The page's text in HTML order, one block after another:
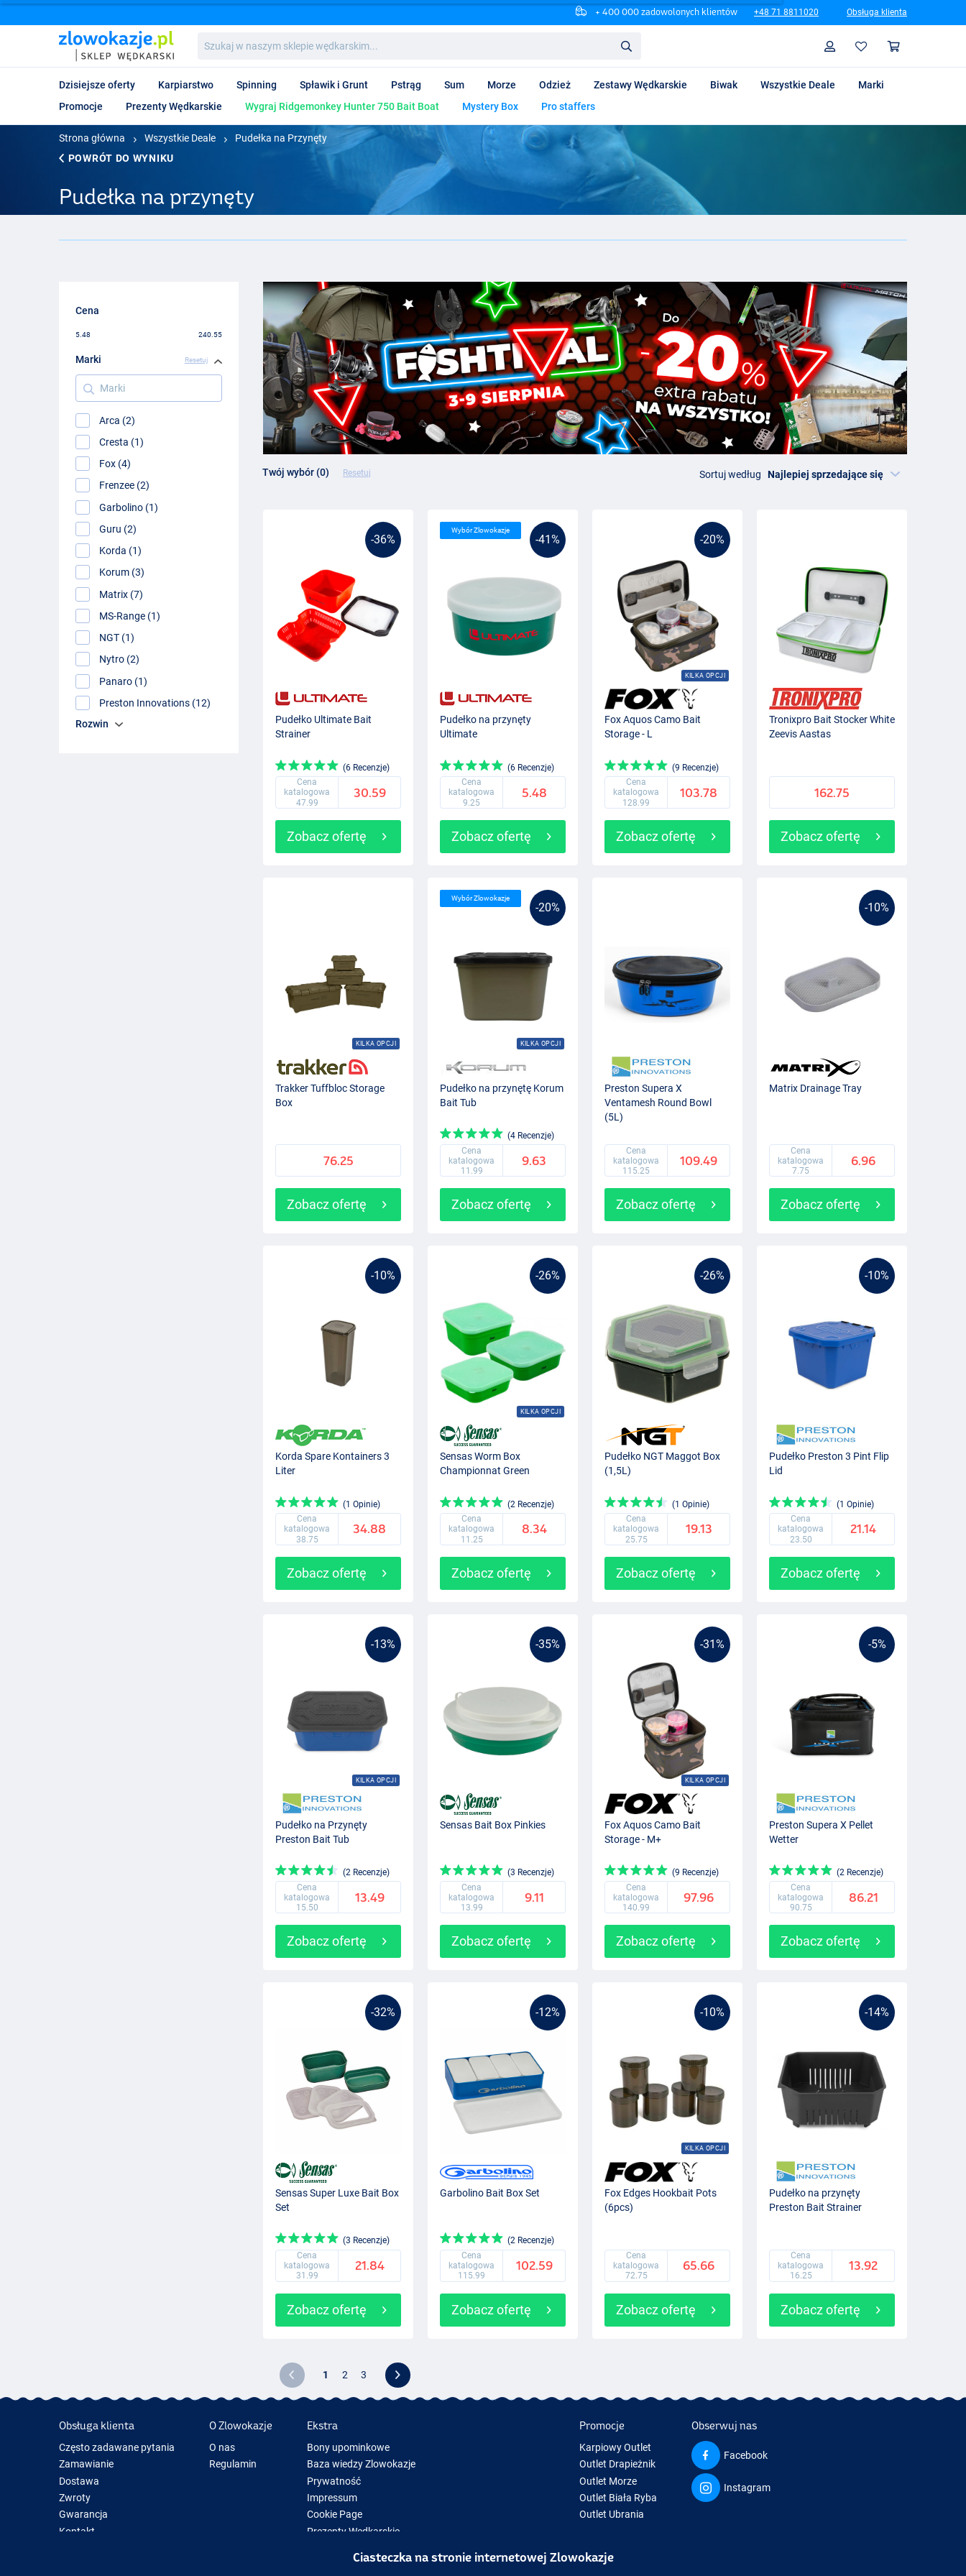
+ 400 000 zadowolonych klientów +48 71 8811020 Obsługa klienta
w
naszym
wędkarskim...
Profil
Dzisiejsze oferty Karpiarstwo Spinning Spławik i Grunt Pstrąg Sum Morze Odzież Zestawy Wędkarskie Biwak Wszystkie Deale
Marki
Promocje
Prezenty Wędkarskie Wygraj Ridgemonkey Hunter 750 Bait Boat Mystery Box Pro staffers
Strona główna Wszystkie Deale
Pudełka na Przynęty
POWRÓT DO WYNIKU
Pudełka na przynęty
Cena
5.48 240.55
Marki Resetuj
Marki
Arca (2)
Cresta (1)
Fox (4)
Frenzee (2)
Garbolino (1)
Guru (2)
Korda (1)
Korum (3)
Matrix (7)
MS-Range (1)
NGT (1)
Nytro (2)
Panaro (1)
Preston Innovations (12)
Rozwin
Twój wybór (0) Resetuj Sortuj według
-36%
Pudełko Ultimate Bait
Strainer
(6 Recenzje)
Cena
katalogowa
47.99
30.59
Zobacz ofertę
-41%
Wybór Zlowokazje
Pudełko na przynęty
Ultimate
(6 Recenzje)
Cena
katalogowa
9.25
5.48
Zobacz ofertę
-20%
KILKA OPCJI
Fox Aquos Camo Bait
Storage - L
(9 Recenzje)
Cena
katalogowa
128.99
103.78
Zobacz ofertę
Tronixpro Bait Stocker White
Zeevis Aastas
162.75
Zobacz ofertę
KILKA OPCJI
Trakker Tuffbloc Storage
Box
76.25
Zobacz ofertę
-20%
KILKA OPCJI
Wybór Zlowokazje
Pudełko na przynętę Korum
Bait Tub
(4 Recenzje)
Cena
katalogowa
11.99
9.63
Zobacz ofertę
Preston Supera X
Ventamesh Round Bowl
(5L)
Cena
katalogowa
115.25
109.49
Zobacz ofertę
-10%
Matrix Drainage Tray
Cena
katalogowa
7.75
6.96
Zobacz ofertę
-10%
Korda Spare Kontainers 3
Liter
(1 Opinie)
Cena
katalogowa
38.75
34.88
Zobacz ofertę
-26%
KILKA OPCJI
Sensas Worm Box
Championnat Green
(2 Recenzje)
Cena
katalogowa
11.25
8.34
Zobacz ofertę
-26%
Pudełko NGT Maggot Box
(1,5L)
(1 Opinie)
Cena
katalogowa
25.75
19.13
Zobacz ofertę
-10%
Pudełko Preston 3 Pint Flip
Lid
(1 Opinie)
Cena
katalogowa
23.50
21.14
Zobacz ofertę
-13%
KILKA OPCJI
Pudełko na Przynęty
Preston Bait Tub
(2 Recenzje)
Cena
katalogowa
15.50
13.49
Zobacz ofertę
-35%
Sensas Bait Box Pinkies
(3 Recenzje)
Cena
katalogowa
13.99
9.11
Zobacz ofertę
-31%
KILKA OPCJI
Fox Aquos Camo Bait
Storage - M+
(9 Recenzje)
Cena
katalogowa
140.99
97.96
Zobacz ofertę
-5%
Preston Supera X Pellet
Wetter
(2 Recenzje)
Cena
katalogowa
90.75
86.21
Zobacz ofertę
-32%
Sensas Super Luxe Bait Box
Set
(3 Recenzje)
Cena
katalogowa
31.99
21.84
Zobacz ofertę
-12%
Garbolino Bait Box Set
(2 Recenzje)
Cena
katalogowa
115.99
102.59
Zobacz ofertę
-10%
KILKA OPCJI
Fox Edges Hookbait Pots
(6pcs)
Cena
katalogowa
72.75
65.66
Zobacz ofertę
-14%
Pudełko na przynęty
Preston Bait Strainer
Cena
katalogowa
16.25
13.92
Zobacz ofertę
1 2 3
Obsługa klienta
Często zadawane pytania
Zamawianie
Dostawa
Zwroty
Gwarancja
Kontakt
O Zlowokazje
O nas
Regulamin
Ekstra
Bony upominkowe
Baza wiedzy Zlowokazje
Prywatność
Impressum
Cookie Page
Prezenty Wędkarskie
Sprzęt wędkarski chwilowo niedostępny w magazynie
Promocje
Karpiowy Outlet
Outlet Drapieżnik
Outlet Morze
Outlet Biała Ryba
Outlet Ubrania
Obserwuj nas
Facebook
Instagram
Ciasteczka na stronie internetowej Zlowokazje